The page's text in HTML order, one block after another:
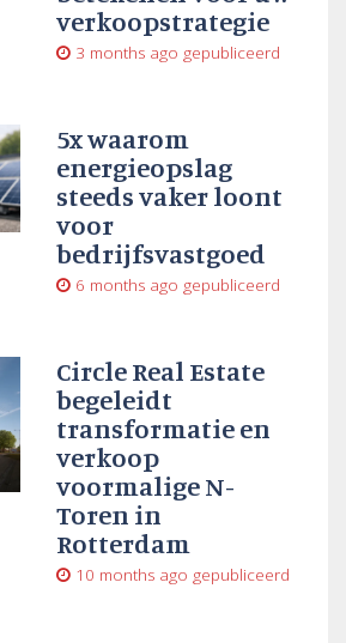
verkoopstrategie
3 months ago gepubliceerd
5x waarom
energieopslag
steeds vaker loont
voor
bedrijfsvastgoed
6 months ago gepubliceerd
Circle Real Estate
begeleidt
transformatie en
verkoop
voormalige N-
Toren in
Rotterdam
10 months ago gepubliceerd